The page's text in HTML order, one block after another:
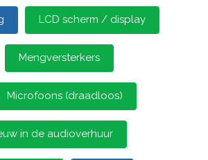
LCD scherm / display
Mengversterkers
Microfoons (draadloos)
in de audioverhuur